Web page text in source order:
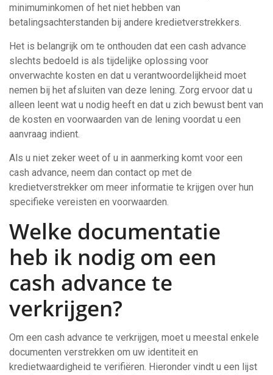
minimuminkomen of het niet hebben van
betalingsachterstanden bij andere kredietverstrekkers.
Het is belangrijk om te onthouden dat een cash advance
slechts bedoeld is als tijdelijke oplossing voor
onverwachte kosten en dat u verantwoordelijkheid moet
nemen bij het afsluiten van deze lening. Zorg ervoor dat u
alleen leent wat u nodig heeft en dat u zich bewust bent van
de kosten en voorwaarden van de lening voordat u een
aanvraag indient.
Als u niet zeker weet of u in aanmerking komt voor een
cash advance, neem dan contact op met de
kredietverstrekker om meer informatie te krijgen over hun
specifieke vereisten en voorwaarden.
Welke documentatie
heb ik nodig om een ​​
cash advance te
verkrijgen?
Om een cash advance te verkrijgen, moet u meestal enkele
documenten verstrekken om uw identiteit en
kredietwaardigheid te verifiëren. Hieronder vindt u een lijst